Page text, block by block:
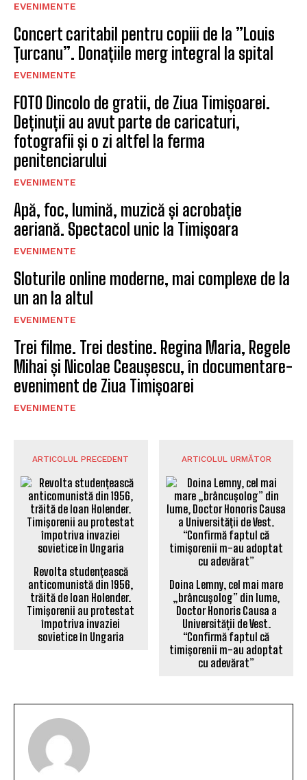
EVENIMENTE
Concert caritabil pentru copiii de la ”Louis
Țurcanu”. Donațiile merg integral la spital
EVENIMENTE
FOTO Dincolo de gratii, de Ziua Timișoarei.
Deținuții au avut parte de caricaturi,
fotografii și o zi altfel la ferma
penitenciarului
EVENIMENTE
Apă, foc, lumină, muzică și acrobație
aeriană. Spectacol unic la Timișoara
EVENIMENTE
Sloturile online moderne, mai complexe de la
un an la altul
EVENIMENTE
Trei filme. Trei destine. Regina Maria, Regele
Mihai și Nicolae Ceaușescu, în documentare-
eveniment de Ziua Timișoarei
EVENIMENTE
ARTICOLUL PRECEDENT
Revolta studențească
anticomunistă din 1956,
trăită de Ioan Holender.
Timişorenii au protestat
împotriva invaziei
sovietice în Ungaria
ARTICOLUL URMĂTOR
Doina Lemny, cel mai mare
„brâncușolog” din lume,
Doctor Honoris Causa a
Universității de Vest.
“Confirmă faptul că
timișorenii m-au adoptat
cu adevărat”